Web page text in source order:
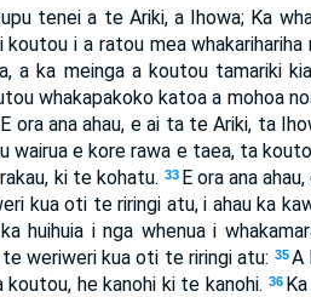
tenei a te Ariki, a Ihowa; Ka
i a ratou mea whakarihariha
a ka meinga a koutou tamariki
whakapakoko katoa a mohoa
ora ana ahau, e ai ta te Ariki, ta
wairua e kore rawa e taea, ta
ki te kohatu. 33 E ora ana
kua oti te riringi atu, i ahau ka
huihuia i nga whenua i
weriweri kua oti te riringi atu: 35A
koutou, he kanohi ki te kanohi. 36